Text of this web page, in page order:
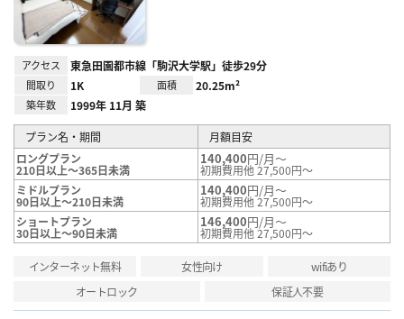
アクセス 東急田園都市線「駒沢大学駅」徒歩29分
間取り 1K 面積 20.25m²
築年数 1999年 11月 築
プラン名・期間
月額目安
ロングプラン
210日以上～365日未満
140,400円/月～
初期費用他 27,500円～
ミドルプラン
90日以上～210日未満
140,400円/月～
初期費用他 27,500円～
ショートプラン
30日以上～90日未満
146,400円/月～
初期費用他 27,500円～
インターネット無料 女性向け
wifiあり
オートロック
保証人不要